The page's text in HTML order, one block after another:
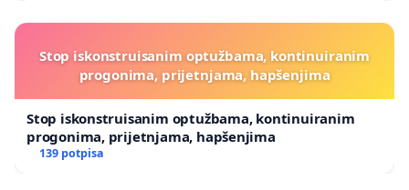
Stop iskonstruisanim optužbama, kontinuiranim
progonima, prijetnjama, hapšenjima
Stop iskonstruisanim optužbama, kontinuiranim
progonima, prijetnjama, hapšenjima
139 potpisa